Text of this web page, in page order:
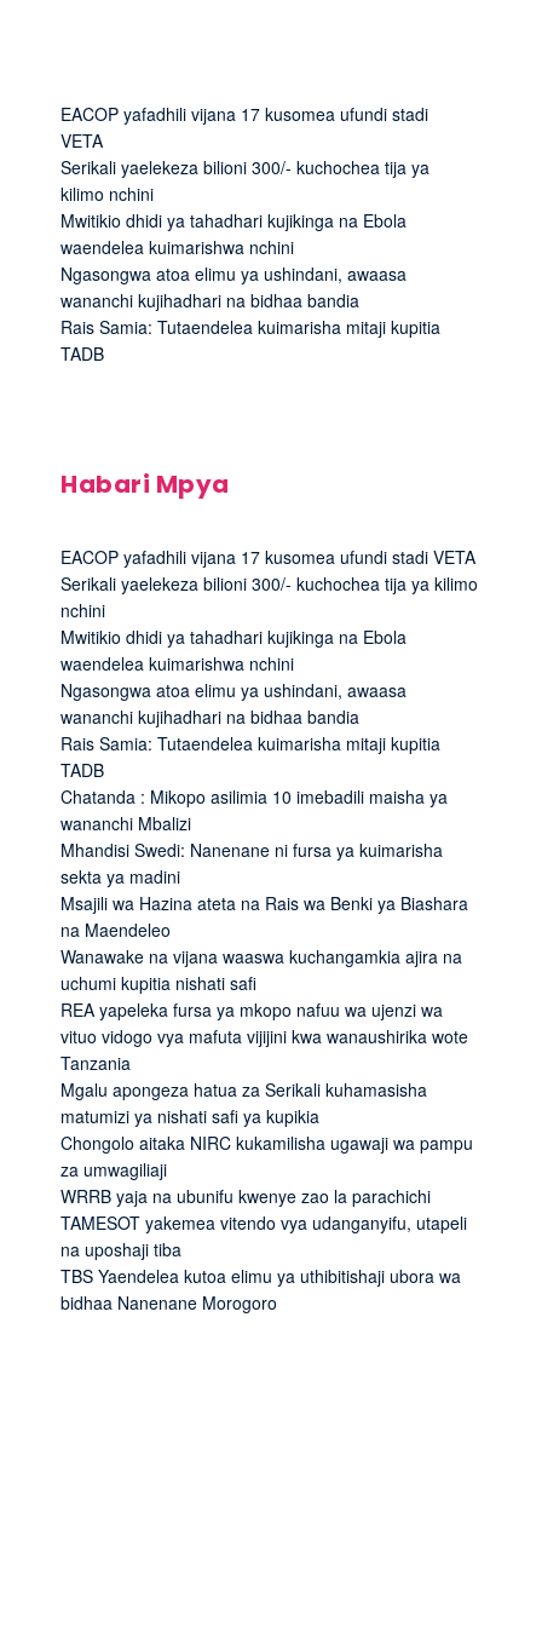
EACOP yafadhili vijana 17 kusomea ufundi stadi
VETA
Serikali yaelekeza bilioni 300/- kuchochea tija ya
kilimo nchini
Mwitikio dhidi ya tahadhari kujikinga na Ebola
waendelea kuimarishwa nchini
Ngasongwa atoa elimu ya ushindani, awaasa
wananchi kujihadhari na bidhaa bandia
Rais Samia: Tutaendelea kuimarisha mitaji kupitia
TADB
Habari Mpya
EACOP yafadhili vijana 17 kusomea ufundi stadi VETA
Serikali yaelekeza bilioni 300/- kuchochea tija ya kilimo
nchini
Mwitikio dhidi ya tahadhari kujikinga na Ebola
waendelea kuimarishwa nchini
Ngasongwa atoa elimu ya ushindani, awaasa
wananchi kujihadhari na bidhaa bandia
Rais Samia: Tutaendelea kuimarisha mitaji kupitia
TADB
Chatanda : Mikopo asilimia 10 imebadili maisha ya
wananchi Mbalizi
Mhandisi Swedi: Nanenane ni fursa ya kuimarisha
sekta ya madini
Msajili wa Hazina ateta na Rais wa Benki ya Biashara
na Maendeleo
Wanawake na vijana waaswa kuchangamkia ajira na
uchumi kupitia nishati safi
REA yapeleka fursa ya mkopo nafuu wa ujenzi wa
vituo vidogo vya mafuta vijijini kwa wanaushirika wote
Tanzania
Mgalu apongeza hatua za Serikali kuhamasisha
matumizi ya nishati safi ya kupikia
Chongolo aitaka NIRC kukamilisha ugawaji wa pampu
za umwagiliaji
WRRB yaja na ubunifu kwenye zao la parachichi
TAMESOT yakemea vitendo vya udanganyifu, utapeli
na uposhaji tiba
TBS Yaendelea kutoa elimu ya uthibitishaji ubora wa
bidhaa Nanenane Morogoro